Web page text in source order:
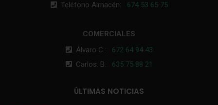
Teléfono Almacén: 674 53 65 75
COMERCIALES
Álvaro C.: 672 64 94 43
Carlos. B: 635 75 88 21
ÚLTIMAS NOTICIAS